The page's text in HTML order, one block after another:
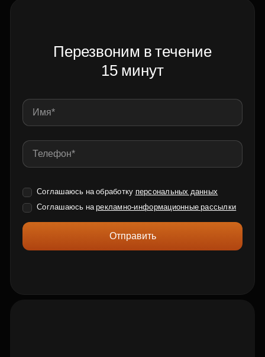
Перезвоним в течение
15 минут
Соглашаюсь на обработку персональных данных
Соглашаюсь нарекламно-информационные рассылки
Отправить